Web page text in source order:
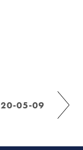
05-09